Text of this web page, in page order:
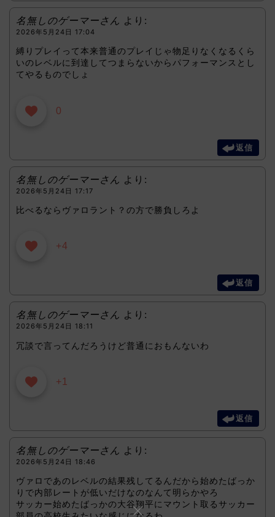
名無しのゲーマーさん より:
2026年5月24日 17:04
縛りプレイって本来普通のプレイじゃ物足りなくなるくら
いのレベルに到達してつまらないからパフォーマンスとし
てやるものでしょ
0
返信
名無しのゲーマーさん より:
2026年5月24日 17:17
比べるならヴァロラント？の方で勝負しろよ
+4
返信
名無しのゲーマーさん より:
2026年5月24日 18:11
冗談で言ってんだろうけど普通におもんないわ
+1
返信
名無しのゲーマーさん より:
2026年5月24日 18:46
ヴァロであのレベルの結果残してるんだから始めたばっか
りで内部レートが低いだけなのなんて明らかやろ
サッカー始めたばっかの大谷翔平にマウント取るサッカー